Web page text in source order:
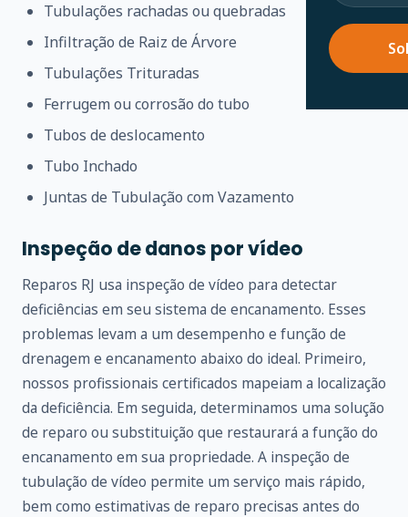
Tubulações rachadas ou quebradas
Infiltração de Raiz de Árvore
Tubulações Trituradas
Ferrugem ou corrosão do tubo
Tubos de deslocamento
Tubo Inchado
Juntas de Tubulação com Vazamento
Inspeção de danos por vídeo
Reparos RJ usa inspeção de vídeo para detectar
deficiências em seu sistema de encanamento. Esses
problemas levam a um desempenho e função de
drenagem e encanamento abaixo do ideal. Primeiro,
nossos profissionais certificados mapeiam a localização
da deficiência. Em seguida, determinamos uma solução
de reparo ou substituição que restaurará a função do
encanamento em sua propriedade. A inspeção de
tubulação de vídeo permite um serviço mais rápido,
bem como estimativas de reparo precisas antes do